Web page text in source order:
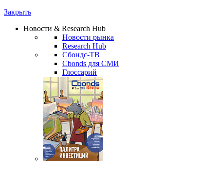
Закрыть
Новости & Research Hub
Новости рынка
Research Hub
Сбондс-ТВ
Cbonds для СМИ
Глоссарий